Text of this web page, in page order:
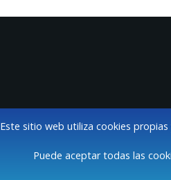
Este sitio web utiliza cookies
Puede aceptar todas las